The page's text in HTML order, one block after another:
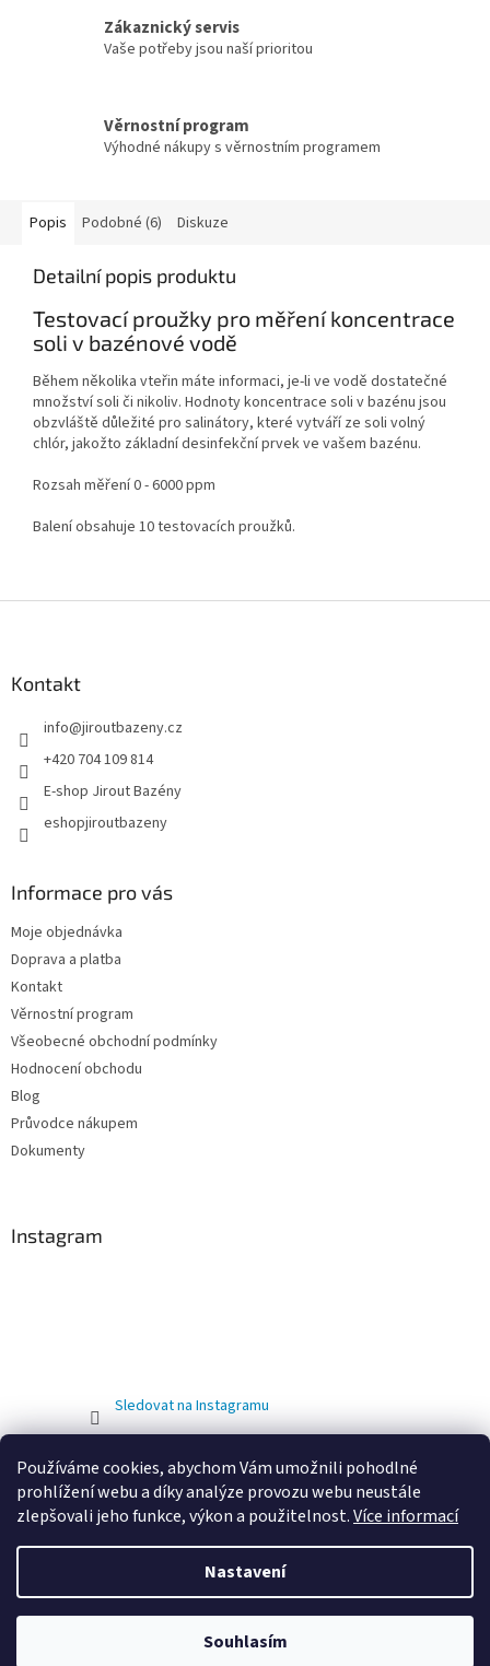
Používáme cookies, abychom Vám umožnili pohodlné
prohlížení webu a díky analýze provozu webu neustále
zlepšovali jeho funkce, výkon a použitelnost.Více informací
Nastavení
Souhlasím
OD 01.02.2026 DOCHÁZÍ KE ZMĚNĚ PROVOZOVNY. NOVÁ ADRESA
Zákaznický servis
Vaše potřeby jsou naší prioritou
Věrnostní program
Výhodné nákupy s věrnostním programem
Popis Podobné (6) Diskuze
Detailní popis produktu
Testovací proužky pro měření koncentrace
soli v bazénové vodě
Během několika vteřin máte informaci, je-li ve vodě dostatečné
množství soli či nikoliv. Hodnoty koncentrace soli v bazénu jsou
obzvláště důležité pro salinátory, které vytváří ze soli volný
chlór, jakožto základní desinfekční prvek ve vašem bazénu.
Rozsah měření 0 - 6000 ppm
Balení obsahuje 10 testovacích proužků.
Kontakt
info@jiroutbazeny.cz
+420 704 109 814
E-shop Jirout Bazény
eshopjiroutbazeny
Informace pro vás
Moje objednávka
Doprava a platba
Kontakt
Věrnostní program
Všeobecné obchodní podmínky
Hodnocení obchodu
Blog
Průvodce nákupem
Dokumenty
Instagram
Sledovat na Instagramu
Vytvořil Shoptet
Eshop Jirout Bazény. Všechna práva vyhrazena.